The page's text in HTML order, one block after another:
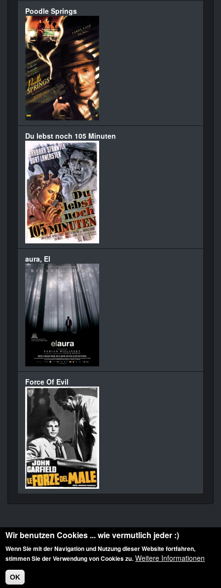
Poodle Springs
Du lebst noch 105 Minuten
aura, El
Force Of Evil
Diese Website ist urheberrechtlich geschützt: © 2010-2026 der Film Noir de. Alle
Rechte vorbehalten.
Wir benutzen Cookies ... wie vermutlich jeder :)
Wenn Sie mit der Navigation und Nutzung dieser Website fortfahren,
stimmen Sie der Verwendung von Cookies zu. Weitere Informationen
OK